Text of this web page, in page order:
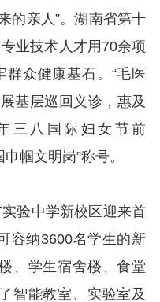
的亲人”。湖南省第十
业技术人才用70余项
群众健康基石。“毛医
基层巡回义诊，惠及
三八国际妇女节前
帼文明岗”称号。
验中学新校区迎来首
容纳3600名学生的新
、学生宿舍楼、食堂
智能教室、实验室及